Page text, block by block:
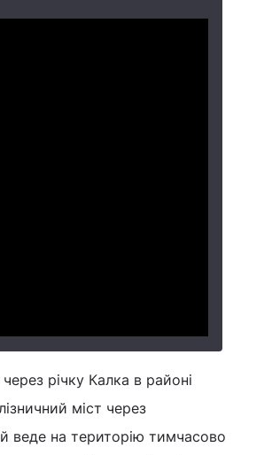
річку Калка в районі
міст через
веде на територію тимчасово